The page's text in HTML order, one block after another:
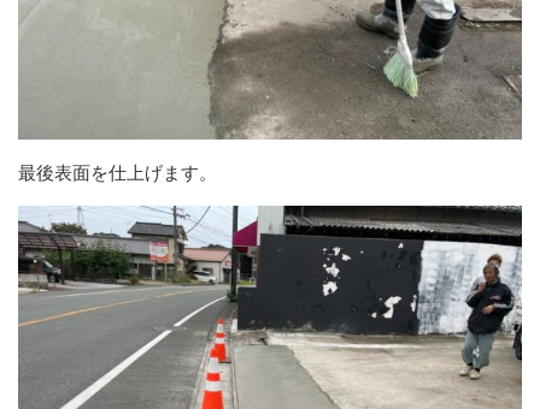
最後表面を仕上げます。